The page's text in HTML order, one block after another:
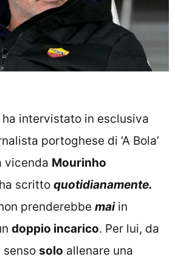
ha intervistato in esclusiva
portoghese di ‘A Bola’
vicenda Mourinho
scritto quotidianamente.
prenderebbe maiin
doppio incarico. Per lui, da
senso solo allenare una